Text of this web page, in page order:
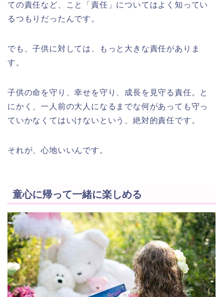
ての責任など、こと「責任」についてはよく知ってい
るつもりだったんです。
でも、子供に対しては、もっと大きな責任がありま
す。
子供の命を守り、幸せを守り、成長を見守る責任。と
にかく、一人前の大人になるまでな何があっても守っ
ていかなくてはいけないという、絶対的責任です。
それが、心地いいんです。
童心に帰って一緒に楽しめる